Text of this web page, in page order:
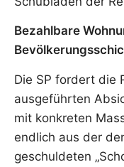
Bezahlbare
Die SP fordert die
ausgeführten
mit konkreten
endlich aus der
geschuldeten